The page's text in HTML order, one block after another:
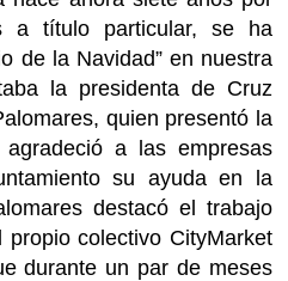
a título particular, se ha
de la Navidad” en nuestra
la presidenta de Cruz
quien presentó la
a las empresas
su ayuda en la
destacó el trabajo
colectivo CityMarket
durante un par de meses